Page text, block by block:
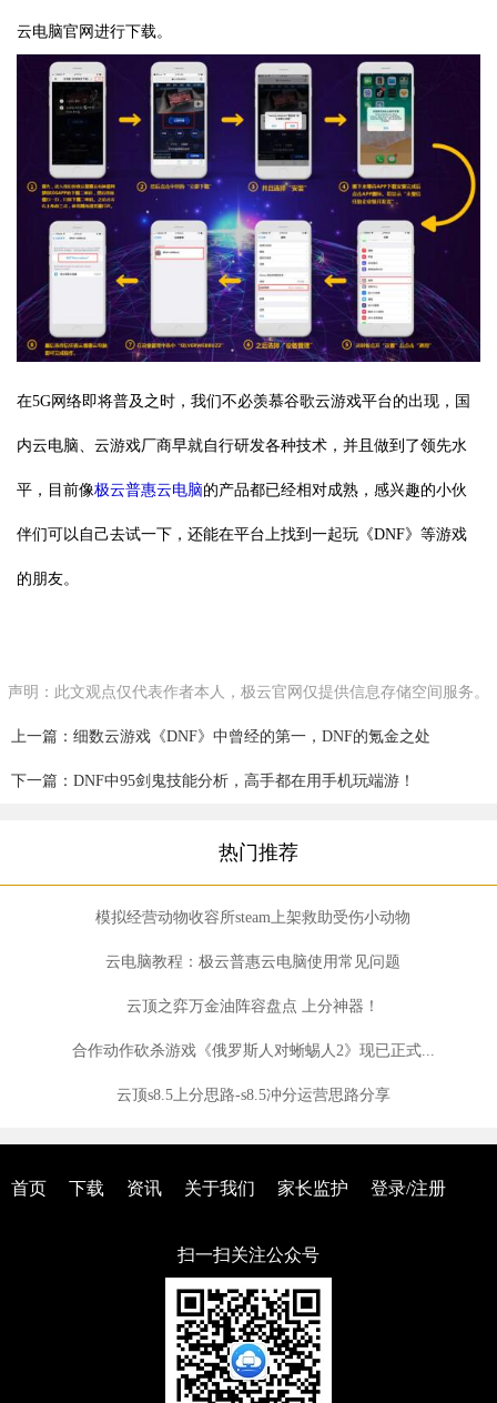
云电脑官网进行下载。
在5G网络即将普及之时，我们不必羡慕谷歌云游戏平台的出现，国
内云电脑、云游戏厂商早就自行研发各种技术，并且做到了领先水
平，目前像极云普惠云电脑的产品都已经相对成熟，感兴趣的小伙
伴们可以自己去试一下，还能在平台上找到一起玩《DNF》等游戏
的朋友。
声明：此文观点仅代表作者本人，极云官网仅提供信息存储空间服务。
上一篇：细数云游戏《DNF》中曾经的第一，DNF的氪金之处
下一篇：DNF中95剑鬼技能分析，高手都在用手机玩端游！
热门推荐
模拟经营动物收容所steam上架救助受伤小动物
云电脑教程：极云普惠云电脑使用常见问题
云顶之弈万金油阵容盘点 上分神器！
合作动作砍杀游戏《俄罗斯人对蜥蜴人2》现已正式...
云顶s8.5上分思路-s8.5冲分运营思路分享
首页 下载 资讯 关于我们 家长监护 登录/注册
扫一扫关注公众号